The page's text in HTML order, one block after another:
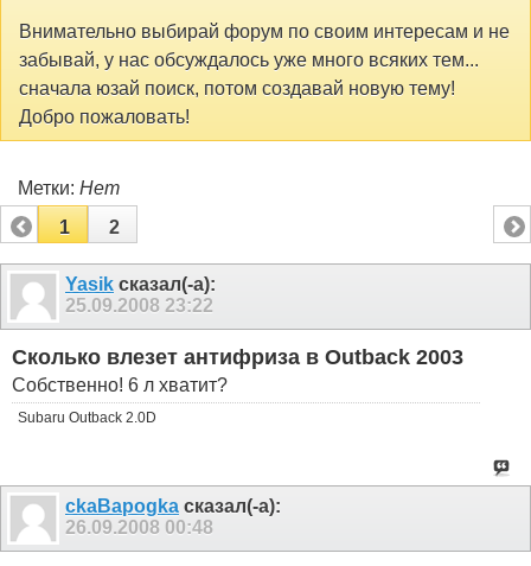
Внимательно выбирай форум по своим интересам и не
забывай, у нас обсуждалось уже много всяких тем...
сначала юзай поиск, потом создавай новую тему!
Добро пожаловать!
Метки: Нет
1
2
Yasik сказал(-а):
25.09.2008 23:22
Сколько влезет антифриза в Outback 2003
Собственно! 6 л хватит?
Subaru Outback 2.0D
ckaBapogka сказал(-а):
26.09.2008 00:48